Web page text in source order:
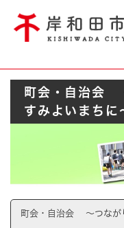
Foreign language
やさしい日本語
背景色変更 白 黒
防災・緊急
町会・自治会
すみよいまちに
町会・自治会 ～つなが